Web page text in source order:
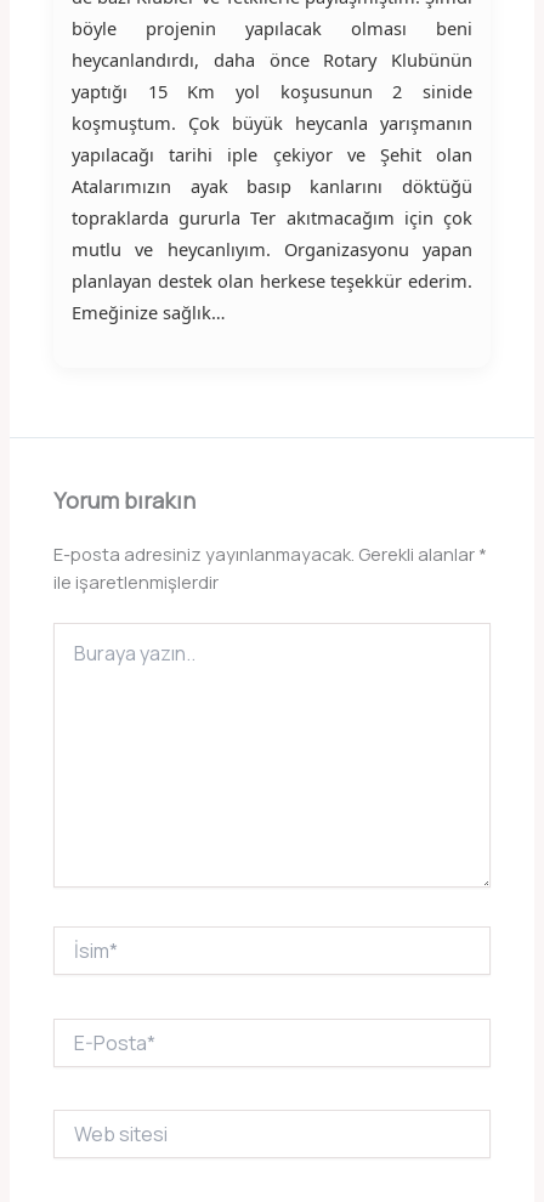
böyle projenin yapılacak olması beni
heycanlandırdı, daha önce Rotary Klubünün
yaptığı 15 Km yol koşusunun 2 sinide
koşmuştum. Çok büyük heycanla yarışmanın
yapılacağı tarihi iple çekiyor ve Şehit olan
Atalarımızın ayak basıp kanlarını döktüğü
topraklarda gururla Ter akıtmacağım için çok
mutlu ve heycanlıyım. Organizasyonu yapan
planlayan destek olan herkese teşekkür ederim.
Emeğinize sağlık…
Yorum bırakın
E-posta adresiniz yayınlanmayacak. Gerekli alanlar *
ile işaretlenmişlerdir
yazın..
İsim*
Posta*
sitesi